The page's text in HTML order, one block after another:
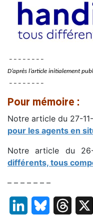
– – – – – – – –
D’après l’article initialement
– – – – – – – –
Pour mémoire :
Notre article du 27-
pour les agents en
Notre article du
différents, tous
– – – – – – –
LinkedInBluesky